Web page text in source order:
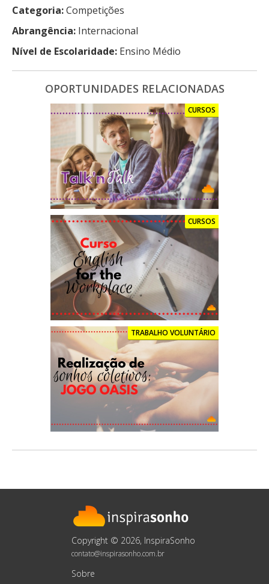
Categoria:Competições
Abrangência: Internacional
Nível de Escolaridade: Ensino Médio
OPORTUNIDADES RELACIONADAS
CURSOS
CURSOS
TRABALHO VOLUNTÁRIO
Copyright © 2026, InspiraSonho
contato@inspirasonho.com.br
Sobre